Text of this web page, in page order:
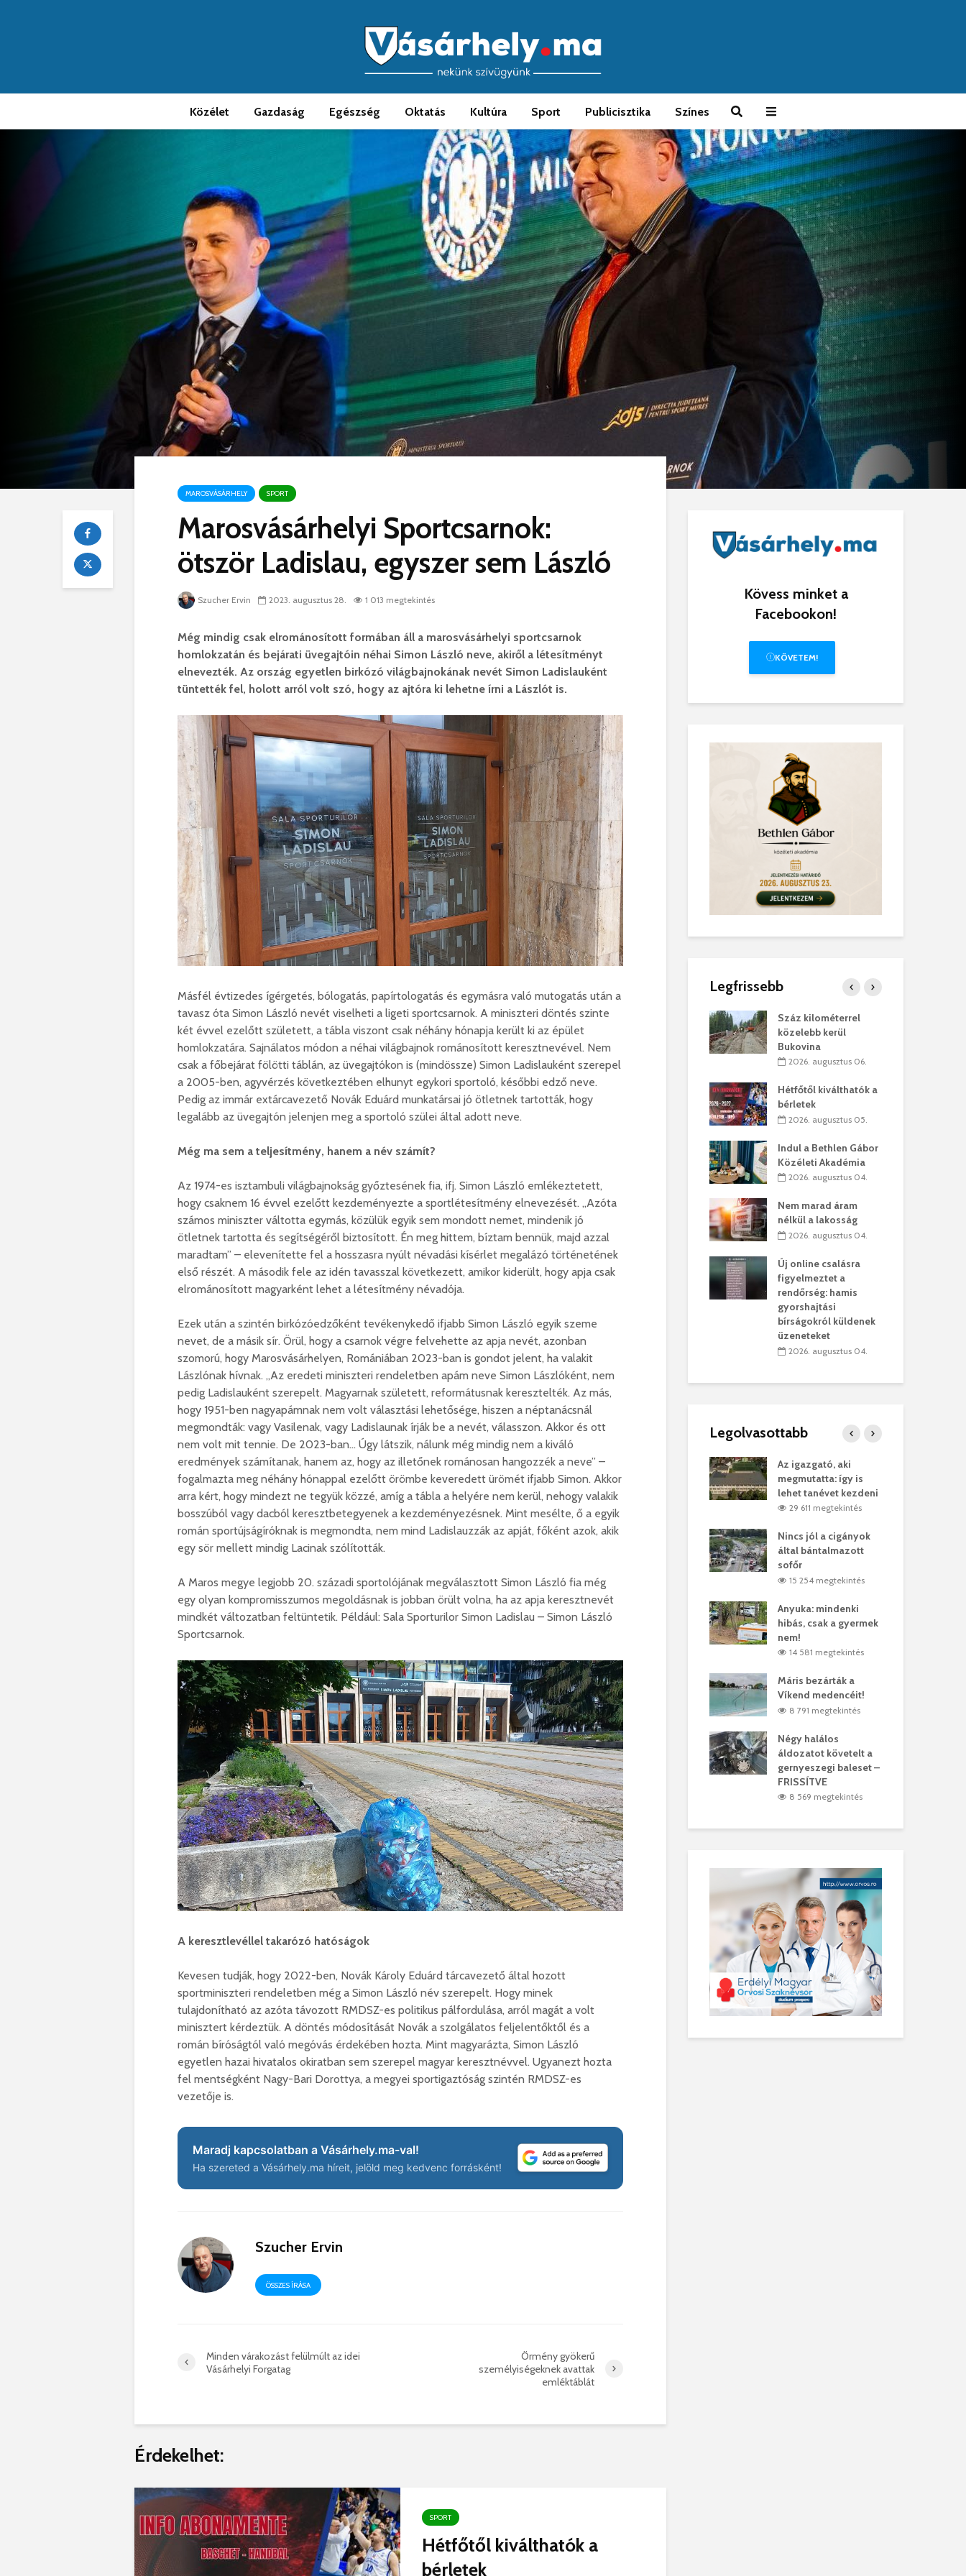
Közélet Gazdaság Egészség Oktatás Kultúra Sport Publicisztika Színes
MAROSVÁSÁRHELY SPORT
Marosvásárhelyi Sportcsarnok:
ötször Ladislau, egyszer sem László
Szucher Ervin 2023. augusztus 28. 1 013 megtekintés
Még mindig csak elrománosított formában áll a marosvásárhelyi sportcsarnok
homlokzatán és bejárati üvegajtóin néhai Simon László neve, akiről a létesítményt
elnevezték. Az ország egyetlen birkózó világbajnokának nevét Simon Ladislauként
tüntették fel, holott arról volt szó, hogy az ajtóra ki lehetne írni a Lászlót is.
Másfél évtizedes ígérgetés, bólogatás, papírtologatás és egymásra való mutogatás után a
tavasz óta Simon László nevét viselheti a ligeti sportcsarnok. A miniszteri döntés szinte
két évvel ezelőtt született, a tábla viszont csak néhány hónapja került ki az épület
homlokzatára. Sajnálatos módon a néhai világbajnok románosított keresztnevével. Nem
csak a főbejárat fölötti táblán, az üvegajtókon is (mindössze) Simon Ladislauként szerepel
a 2005-ben, agyvérzés következtében elhunyt egykori sportoló, későbbi edző neve.
Pedig az immár extárcavezető Novák Eduárd munkatársai jó ötletnek tartották, hogy
legalább az üvegajtón jelenjen meg a sportoló szülei által adott neve.
Még ma sem a teljesítmény, hanem a név számít?
Az 1974-es isztambuli világbajnokság győztesének fia, ifj. Simon László emlékeztetett,
hogy csaknem 16 évvel ezelőtt kezdeményezte a sportlétesítmény elnevezését. „Azóta
számos miniszter váltotta egymás, közülük egyik sem mondott nemet, mindenik jó
ötletnek tartotta és segítségéről biztosított. Én meg hittem, bíztam bennük, majd azzal
maradtam” – elevenítette fel a hosszasra nyúlt névadási kísérlet megalázó történetének
első részét. A második fele az idén tavasszal következett, amikor kiderült, hogy apja csak
elrománosított magyarként lehet a létesítmény névadója.
Ezek után a szintén birkózóedzőként tevékenykedő ifjabb Simon László egyik szeme
nevet, de a másik sír. Örül, hogy a csarnok végre felvehette az apja nevét, azonban
szomorú, hogy Marosvásárhelyen, Romániában 2023-ban is gondot jelent, ha valakit
Lászlónak hívnak. „Az eredeti miniszteri rendeletben apám neve Simon Lászlóként, nem
pedig Ladislauként szerepelt. Magyarnak született, reformátusnak keresztelték. Az más,
hogy 1951-ben nagyapámnak nem volt választási lehetősége, hiszen a néptanácsnál
megmondták: vagy Vasilenak, vagy Ladislaunak írják be a nevét, válasszon. Akkor és ott
nem volt mit tennie. De 2023-ban… Úgy látszik, nálunk még mindig nem a kiváló
eredmények számítanak, hanem az, hogy az illetőnek románosan hangozzék a neve” –
fogalmazta meg néhány hónappal ezelőtt örömbe keveredett ürömét ifjabb Simon. Akkor
arra kért, hogy mindezt ne tegyük közzé, amíg a tábla a helyére nem kerül, nehogy valakik
bosszúból vagy dacból keresztbetegyenek a kezdeményezésnek. Mint mesélte, ő a egyik
román sportújságíróknak is megmondta, nem mind Ladislauzzák az apját, főként azok, akik
egy sör mellett mindig Lacinak szólították.
A Maros megye legjobb 20. századi sportolójának megválasztott Simon László fia még
egy olyan kompromisszumos megoldásnak is jobban örült volna, ha az apja keresztnevét
mindkét változatban feltüntetik. Például: Sala Sporturilor Simon Ladislau – Simon László
Sportcsarnok.
A keresztlevéllel takarózó hatóságok
Kevesen tudják, hogy 2022-ben, Novák Károly Eduárd tárcavezető által hozott
sportminiszteri rendeletben még a Simon László név szerepelt. Hogy minek
tulajdonítható az azóta távozott RMDSZ-es politikus pálfordulása, arról magát a volt
minisztert kérdeztük. A döntés módosítását Novák a szolgálatos feljelentőktől és a
román bíróságtól való megóvás érdekében hozta. Mint magyarázta, Simon László
egyetlen hazai hivatalos okiratban sem szerepel magyar keresztnévvel. Ugyanezt hozta
fel mentségként Nagy-Bari Dorottya, a megyei sportigaztóság szintén RMDSZ-es
vezetője is.
Maradj kapcsolatban a Vásárhely.ma-val!
Ha szereted a Vásárhely.ma híreit, jelöld meg kedvenc forrásként!
Szucher Ervin
ÖSSZES ÍRÁSA
Minden várakozást felülmúlt az idei
Vásárhelyi Forgatag
Örmény gyökerű
személyiségeknek avattak
emléktáblát
Érdekelhet:
SPORT
Hétfőtől kiválthatók a
bérletek
Kövess minket a
Facebookon!
KÖVETEM!
Legfrissebb
Száz kilométerrel
közelebb kerül
Bukovina
2026. augusztus 06.
Hétfőtől kiválthatók a
bérletek
2026. augusztus 05.
Indul a Bethlen Gábor
Nem marad áram
nélkül a lakosság
2026. augusztus 04.
figyelmeztet a
rendőrség: hamis
bírságokról küldenek
üzeneteket
2026. augusztus 04.
Hivatalos kapunyitás
Európánkó – Büllögi
összetett okok állnak
hátterében
1,7 millió lejből
Száz kilométerrel
közelebb kerül
Bukovina
2026. augusztus 06.
Hétfőtől kiválthatók a
bérletek
2026. augusztus 05.
Indul a Bethlen Gábor
Közéleti Akadémia
2026. augusztus 04.
Nem marad áram
nélkül a lakosság
2026. augusztus 04.
Új online csalásra
figyelmeztet a
rendőrség: hamis
gyorshajtási
bírságokról küldenek
üzeneteket
2026. augusztus 04.
Legolvasottabb
Az igazgató, aki
megmutatta: így is
lehet tanévet kezdeni
29 611 megtekintés
Nincs jól a cigányok
15 254 megtekintés
Anyuka: mindenki
hibás, csak a gyermek
Máris bezárták a
Víkend medencéit!
8 791 megtekintés
Négy halálos
áldozatot követelt a
gernyeszegi baleset –
FRISSÍTVE
8 569 megtekintés
György–Balázs Klári
koncert
Könnyeivel
35 éves
Megtalálták László
Abigélt
6 070 megtekintés
Félig-meddig elszáll a
Wizz Air
5 729 megtekintés
Az igazgató, aki
megmutatta: így is
lehet tanévet kezdeni
29 611 megtekintés
Nincs jól a cigányok
által bántalmazott
sofőr
15 254 megtekintés
Anyuka: mindenki
hibás, csak a gyermek
nem!
14 581 megtekintés
Máris bezárták a
Víkend medencéit!
8 791 megtekintés
Négy halálos
áldozatot követelt a
gernyeszegi baleset –
FRISSÍTVE
8 569 megtekintés